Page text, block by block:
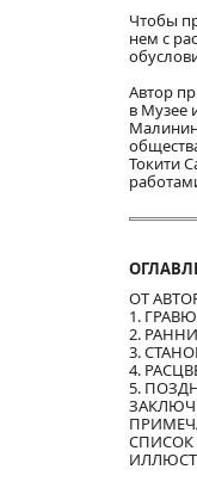
Чтобы
нем с
Автор
в Музее
Токити
ОТ
1.
2.
3.
4.
5.
СПИСОК